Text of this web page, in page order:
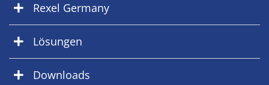
Rexel Germany
Lösungen
Downloads